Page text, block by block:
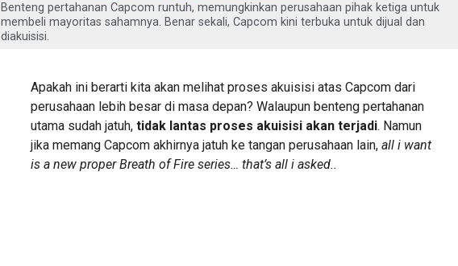
Benteng pertahanan Capcom runtuh, memungkinkan perusahaan pihak ketiga untuk
membeli mayoritas sahamnya. Benar sekali, Capcom kini terbuka untuk dijual dan
diakuisisi.
Apakah ini berarti kita akan melihat proses akuisisi atas Capcom dari
perusahaan lebih besar di masa depan? Walaupun benteng pertahanan
utama sudah jatuh, tidak lantas proses akuisisi akan terjadi. Namun
jika memang Capcom akhirnya jatuh ke tangan perusahaan lain, all i want
is a new proper Breath of Fire series… that’s all i asked..